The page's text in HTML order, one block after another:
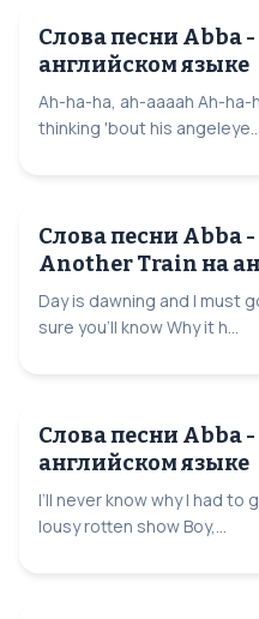
Слова песни Abba
английском языке
Ah-ha-ha, ah-aaaah Ah-
thinking 'bout his angeleye...
Слова песни Abba
Another Train на
Day is dawning and I must
sure you’ll know Why it h...
Слова песни Abba -
английском языке
I’ll never know why I had to
lousy rotten show Boy,...